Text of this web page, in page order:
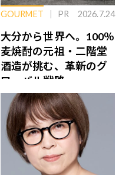
GOURMET PR 2026.7.24
大分から世界へ。100％
麦焼酎の元祖・二階堂
酒造が挑む、革新のグ
ローバル戦略